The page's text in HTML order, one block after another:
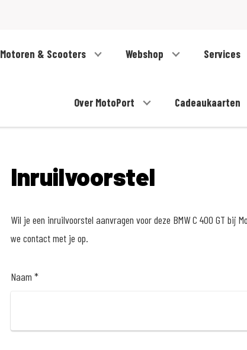
Motoren & Scooters Webshop Services
Over MotoPort Cadeaukaarten
Inruilvoorstel
Wil je een inruilvoorstel aanvragen voor deze BMW C 400 GT bij
we contact met je op.
Naam *